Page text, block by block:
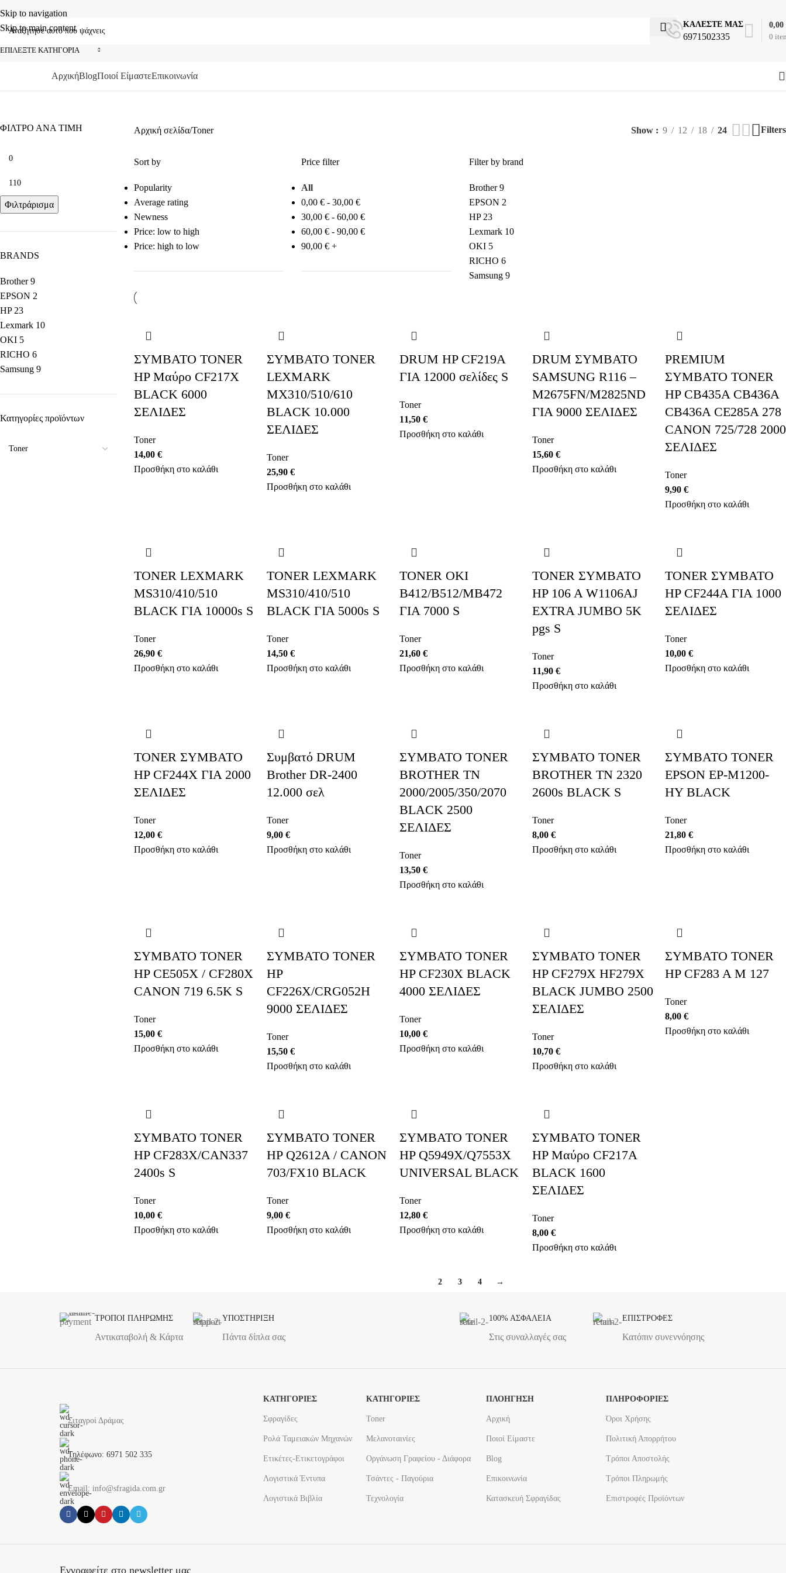
Skip to navigation
Skip to main content
ΕΠΙΛΈΞΤΕ ΚΑΤΗΓΟΡΊΑ
ΚΑΛΕΣΤΕ ΜΑΣ
6971502335 0
0,00
ΑρχικήBlogΠοιοί ΕίμαστεΕπικοινωνία
ΦΙΛΤΡΟ ΑΝΑ ΤΙΜΗ
Φιλτράρισμα
BRANDS
Brother 9
EPSON 2
HP 23
Lexmark 10
OKI 5
RICHO 6
Samsung 9
Κατηγορίες προϊόντων
Αρχική σελίδα Toner Show 9 12 18 24 Filters
Sort by
Popularity
Average rating
Newness
Price: low to high
Price: high to low
Price filter
All
0,00€ -30,00€
30,00€ -60,00€
60,00€ -90,00€
90,00€ +
Filter by brand
Brother 9
EPSON 2
HP 23
Lexmark 10
OKI 5
RICHO 6
Samsung 9
ΣΥΜΒΑΤΟ TONER
HP Μαύρο CF217X
BLACK 6000
ΣΕΛΙΔΕΣ
Toner
14,00 €
Προσθήκη στο καλάθι
ΣΥΜΒΑΤΟ TONER
LEXMARK
MX310/510/610
BLACK 10.000
ΣΕΛΙΔΕΣ
Toner
25,90 €
Προσθήκη στο καλάθι
DRUM HP CF219A
ΓΙΑ 12000 σελίδες S
Toner
11,50 €
Προσθήκη στο καλάθι
DRUM ΣΥΜΒΑΤΟ
SAMSUNG R116 –
M2675FN/M2825ND
ΓΙΑ 9000 ΣΕΛΙΔΕΣ
Toner
15,60 €
Προσθήκη στο καλάθι
PREMIUM
ΣΥΜΒΑΤΟ TONER
HP CΒ435Α CB436A
CB436A CE285A 278
CANON 725/728 2000
ΣΕΛΙΔΕΣ
Toner
9,90 €
Προσθήκη στο καλάθι
TONER LEXMARK
MS310/410/510
BLACK ΓΙΑ 10000s S
Toner
26,90 €
Προσθήκη στο καλάθι
TONER LEXMARK
MS310/410/510
BLACK ΓΙΑ 5000s S
Toner
14,50 €
Προσθήκη στο καλάθι
TONER OKI
B412/B512/MB472
ΓΙΑ 7000 S
Toner
21,60 €
Προσθήκη στο καλάθι
TONER ΣΥΜΒΑΤΟ
HP 106 A W1106AJ
EXTRA JUMBO 5K
pgs S
Toner
11,90 €
Προσθήκη στο καλάθι
TONER ΣΥΜΒΑΤΟ
HP CF244A ΓΙΑ 1000
ΣΕΛΙΔΕΣ
Toner
10,00 €
Προσθήκη στο καλάθι
TONER ΣΥΜΒΑΤΟ
HP CF244X ΓΙΑ 2000
ΣΕΛΙΔΕΣ
Toner
12,00 €
Προσθήκη στο καλάθι
Συμβατό DRUM
Brother DR-2400
12.000 σελ
Toner
9,00 €
Προσθήκη στο καλάθι
ΣΥΜΒΑΤΟ TONER
BROTHER TN
2000/2005/350/2070
BLACK 2500
ΣΕΛΙΔΕΣ
Toner
13,50 €
Προσθήκη στο καλάθι
ΣΥΜΒΑΤΟ TONER
BROTHER TN 2320
2600s BLACK S
Toner
8,00 €
Προσθήκη στο καλάθι
ΣΥΜΒΑΤΟ TONER
EPSON EP-M1200-
HY BLACK
Toner
21,80 €
Προσθήκη στο καλάθι
ΣΥΜΒΑΤΟ TONER
HP CE505X / CF280X
CANON 719 6.5K S
Toner
15,00 €
Προσθήκη στο καλάθι
ΣΥΜΒΑΤΟ TONER
HP
CF226X/CRG052H
9000 ΣΕΛΙΔΕΣ
Toner
15,50 €
Προσθήκη στο καλάθι
ΣΥΜΒΑΤΟ TONER
HP CF230X BLACK
4000 ΣΕΛΙΔΕΣ
Toner
10,00 €
Προσθήκη στο καλάθι
ΣΥΜΒΑΤΟ TONER
HP CF279X HF279X
BLACK JUMBO 2500
ΣΕΛΙΔΕΣ
Toner
10,70 €
Προσθήκη στο καλάθι
ΣΥΜΒΑΤΟ TONER
HP CF283 A M 127
Toner
8,00 €
Προσθήκη στο καλάθι
ΣΥΜΒΑΤΟ TONER
HP CF283X/CAN337
2400s S
Toner
10,00 €
Προσθήκη στο καλάθι
ΣΥΜΒΑΤΟ TONER
HP Q2612A / CANON
703/FX10 BLACK
Toner
9,00 €
Προσθήκη στο καλάθι
ΣΥΜΒΑΤΟ TONER
HP Q5949X/Q7553X
UNIVERSAL BLACK
Toner
12,80 €
Προσθήκη στο καλάθι
ΣΥΜΒΑΤΟ TONER
HP Μαύρο CF217A
BLACK 1600
ΣΕΛΙΔΕΣ
Toner
8,00 €
Προσθήκη στο καλάθι
2 3 4 →
ΤΡΟΠΟΙ ΠΛΗΡΩΜΗΣ
Αντικαταβολή & Κάρτα
ΥΠΟΣΤΗΡΙΞΗ
Πάντα δίπλα σας
100% ΑΣΦΑΛΕΙΑ
Στις συναλλαγές σας
ΕΠΙΣΤΡΟΦΕΣ
Κατόπιν συνεννόησης
Σιταγροί Δράμας
Τηλέφωνο: 6971 502 335
Email: info@sfragida.com.gr
ΚΑΤΗΓΟΡΙΕΣ
Σφραγίδες
Ρολά Ταμειακών Μηχανών
Ετικέτες-Ετικετογράφοι
Λογιστικά Έντυπα
Λογιστικά Βιβλία
ΚΑΤΗΓΟΡΙΕΣ
Toner
Μελανοταινίες
Οργάνωση Γραφείου - Διάφορα
Τσάντες - Παγούρια
Τεχνολογία
ΠΛΟΗΓΗΣΗ
Αρχική
Ποιοί Είμαστε
Blog
Επικοινωνία
Κατασκευή Σφραγίδας
ΠΛΗΡΟΦΟΡΙΕΣ
Όροι Χρήσης
Πολιτική Απορρήτου
Τρόποι Αποστολής
Τρόποι Πληρωμής
Επιστροφές Προϊόντων
Εγγραφείτε στο newsletter μας